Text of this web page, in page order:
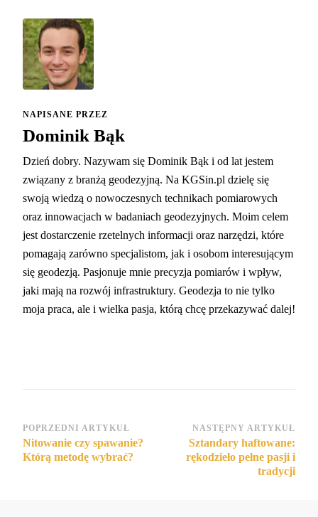
NAPISANE PRZEZ
Dominik Bąk
Dzień dobry. Nazywam się Dominik Bąk i od lat jestem
związany z branżą geodezyjną. Na KGSin.pl dzielę się
swoją wiedzą o nowoczesnych technikach pomiarowych
oraz innowacjach w badaniach geodezyjnych. Moim celem
jest dostarczenie rzetelnych informacji oraz narzędzi, które
pomagają zarówno specjalistom, jak i osobom interesującym
się geodezją. Pasjonuje mnie precyzja pomiarów i wpływ,
jaki mają na rozwój infrastruktury. Geodezja to nie tylko
moja praca, ale i wielka pasja, którą chcę przekazywać dalej!
Nawigacja
wpisu
POPRZEDNI ARTYKUŁ
Nitowanie czy spawanie?
Którą metodę wybrać?
NASTĘPNY ARTYKUŁ
Sztandary haftowane:
rękodzieło pełne pasji i
tradycji